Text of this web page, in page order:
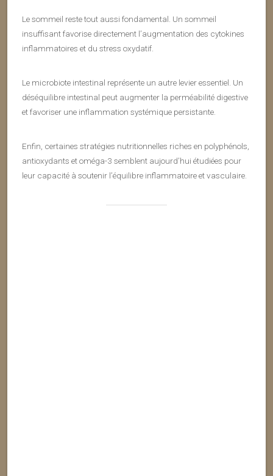
Le sommeil reste tout aussi fondamental. Un sommeil
insuffisant favorise directement l’augmentation des cytokines
inflammatoires et du stress oxydatif.
Le microbiote intestinal représente un autre levier essentiel. Un
déséquilibre intestinal peut augmenter la perméabilité digestive
et favoriser une inflammation systémique persistante.
Enfin, certaines stratégies nutritionnelles riches en polyphénols,
antioxydants et oméga-3 semblent aujourd’hui étudiées pour
leur capacité à soutenir l’équilibre inflammatoire et vasculaire.